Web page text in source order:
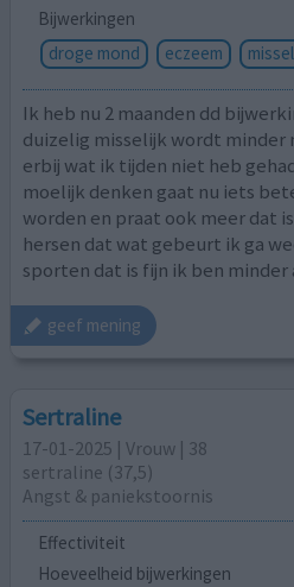
Bijwerkingen
droge mond
eczeem
Ik heb nu 2 maanden dd
duizelig misselijk wordt minder
erbij wat ik tijden niet heb
moelijk denken gaat nu iets
worden en praat ook meer dat
hersen dat wat gebeurt ik ga
sporten dat is fijn ik ben minder
geef mening
Sertraline
17-01-2025 | Vrouw | 38
sertraline (37,5)
Angst & paniekstoornis
Effectiviteit
Hoeveelheid bijwerkingen